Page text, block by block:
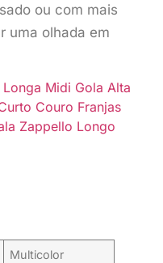
ou com mais
uma olhada em
Midi Gola Alta
Couro Franjas
Zappello Longo
Multicolor